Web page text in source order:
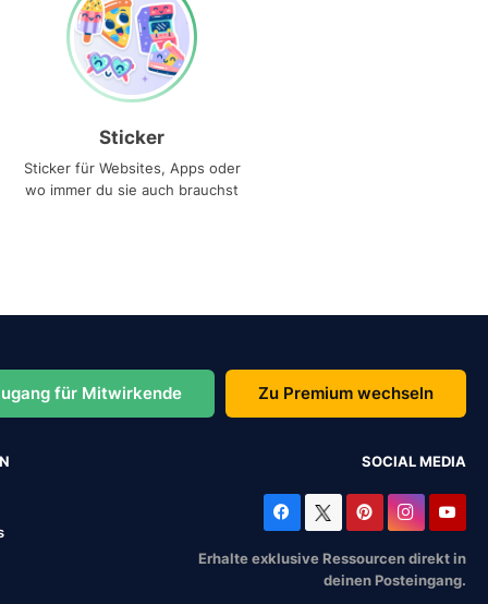
Sticker
Sticker für Websites, Apps oder
wo immer du sie auch brauchst
für Mitwirkende Zu Premium wechseln
SOCIAL MEDIA
Erhalte exklusive Ressourcen direkt in
deinen Posteingang.